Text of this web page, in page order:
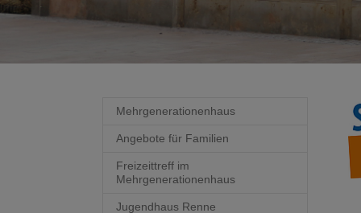
Mehrgenerationenhaus
Angebote für Familien
Freizeittreff im
Mehrgenerationenhaus
Jugendhaus Renne